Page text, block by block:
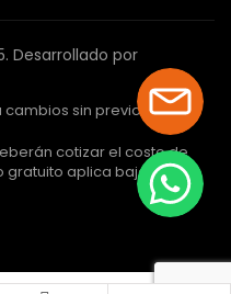
Desarrollado por
sin previo aviso.
cotizar el costo de
gratuito aplica bajo ciertas